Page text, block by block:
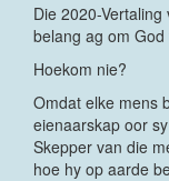
Die 2020-
belang ag om God
Hoekom nie?
Omdat elke mens
eienaarskap oor
Skepper van die
hoe hy op aarde